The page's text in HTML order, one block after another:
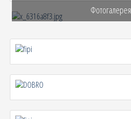
Фотогалерея